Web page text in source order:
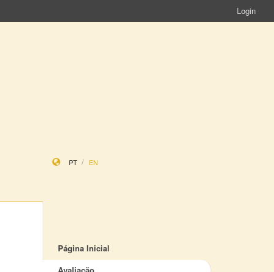
Login
PT EN
Página Inicial